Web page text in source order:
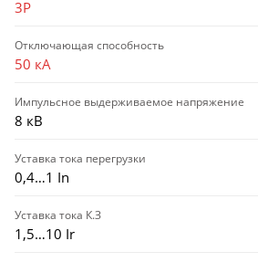
3P
Отключающая способность
50 кА
Импульсное выдерживаемое напряжение
8 кВ
Уставка тока перегрузки
0,4…1 In
Уставка тока К.З
1,5…10 Ir